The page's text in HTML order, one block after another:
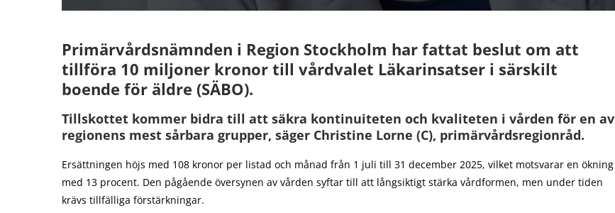
Primärvårdsnämnden i Region Stockholm har fattat beslut om att
tillföra 10 miljoner kronor till vårdvalet Läkarinsatser i särskilt
boende för äldre (SÄBO).
Tillskottet kommer bidra till att säkra kontinuiteten och kvaliteten i vården för en av
regionens mest sårbara grupper, säger Christine Lorne (C), primärvårdsregionråd.
Ersättningen höjs med 108 kronor per listad och månad från 1 juli till 31 december 2025, vilket motsvarar en ökning
med 13 procent. Den pågående översynen av vården syftar till att långsiktigt stärka vårdformen, men under tiden
krävs tillfälliga förstärkningar.